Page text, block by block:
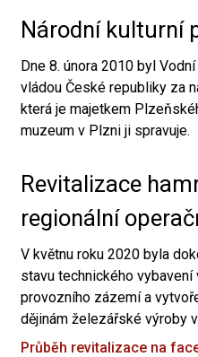
Národní kulturní
Dne 8. února 2010 byl
vládou České republiky za
která je majetkem
muzeum v Plzni ji spravuje.
Revitalizace
regionální
V květnu roku 2020 byla
stavu technického vybavení
provozního zázemí a
dějinám železářské výroby
Průběh revitalizace na